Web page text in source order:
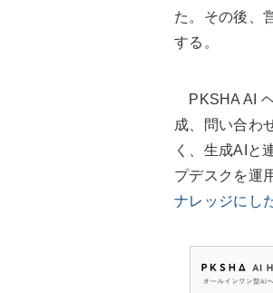
た。その後、
する。
PKSHA AI
成、問い合わ
く、生成AIと
プデスクを運
ナレッジにし